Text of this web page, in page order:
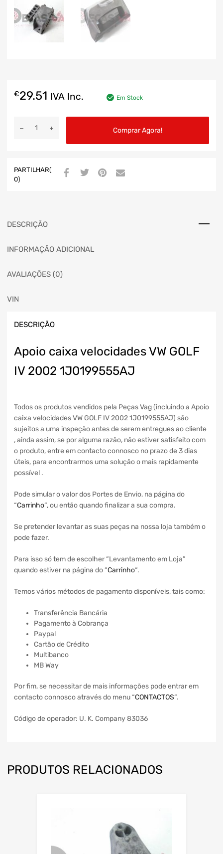
€29.51 IVA Inc. Em Stock
Comprar Agora!
PARTILHAR(
0)
DESCRIÇÃO
INFORMAÇÃO ADICIONAL
AVALIAÇÕES (0)
VIN
DESCRIÇÃO
Apoio caixa velocidades VW GOLF
IV 2002 1J0199555AJ
Todos os produtos vendidos pela Peças Vag (incluindo a Apoio
caixa velocidades VW GOLF IV 2002 1J0199555AJ) são
sujeitos a uma inspeção antes de serem entregues ao cliente
, ainda assim, se por alguma razão, não estiver satisfeito com
o produto, entre em contacto connosco no prazo de 3 dias
úteis, para encontrarmos uma solução o mais rapidamente
possível .
Pode simular o valor dos Portes de Envio, na página do
“Carrinho“, ou então quando finalizar a sua compra.
Se pretender levantar as suas peças na nossa loja também o
pode fazer.
Para isso só tem de escolher “Levantamento em Loja”
quando estiver na página do “Carrinho“.
Temos vários métodos de pagamento disponíveis, tais como:
Transferência Bancária
Pagamento à Cobrança
Paypal
Cartão de Crédito
Multibanco
MB Way
Por fim, se necessitar de mais informações pode entrar em
contacto connosco através do menu “CONTACTOS“.
Código de operador: U. K. Company 83036
PRODUTOS RELACIONADOS